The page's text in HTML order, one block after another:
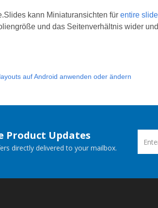
kann Miniaturansichten für entire
und das Seitenverhältnis wider
auf Android anwenden oder ändern
Product Updates
directly delivered to your mailbox.